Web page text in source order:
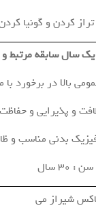
تراز كردن و گونيا
سال سابقه مرتبط
بالا در برخورد
و پذیرایی و حفاظت
بدنی مناسب و
30 سال
شیراز می